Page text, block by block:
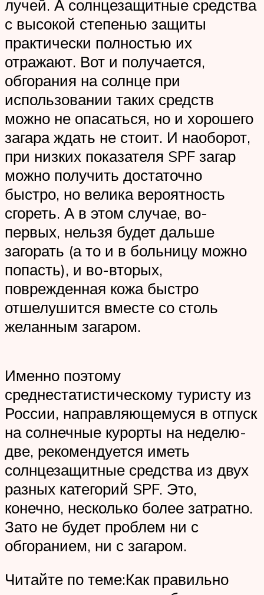
лучей. А солнцезащитные средства
с высокой степенью защиты
практически полностью их
отражают. Вот и получается,
обгорания на солнце при
использовании таких средств
можно не опасаться, но и хорошего
загара ждать не стоит. И наоборот,
при низких показателя SPF загар
можно получить достаточно
быстро, но велика вероятность
сгореть. А в этом случае, во-
первых, нельзя будет дальше
загорать (а то и в больницу можно
попасть), и во-вторых,
поврежденная кожа быстро
отшелушится вместе со столь
желанным загаром.
Именно поэтому
среднестатистическому туристу из
России, направляющемуся в отпуск
на солнечные курорты на неделю-
две, рекомендуется иметь
солнцезащитные средства из двух
разных категорий SPF. Это,
конечно, несколько более затратно.
Зато не будет проблем ни с
обгоранием, ни с загаром.
Читайте по теме:Как правильно